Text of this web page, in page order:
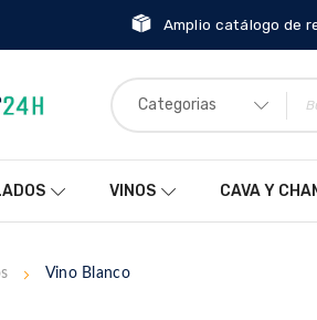
Amplio catálogo de
Categorias
VINOS CAVA Y
Vino Blanco